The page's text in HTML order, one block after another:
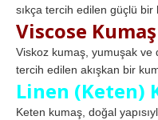
sıkça tercih edilen güçlü bir
Viscose
Viskoz kumaş, yumuşak ve
tercih edilen akışkan bir
Linen (Keten)
Keten kumaş, doğal